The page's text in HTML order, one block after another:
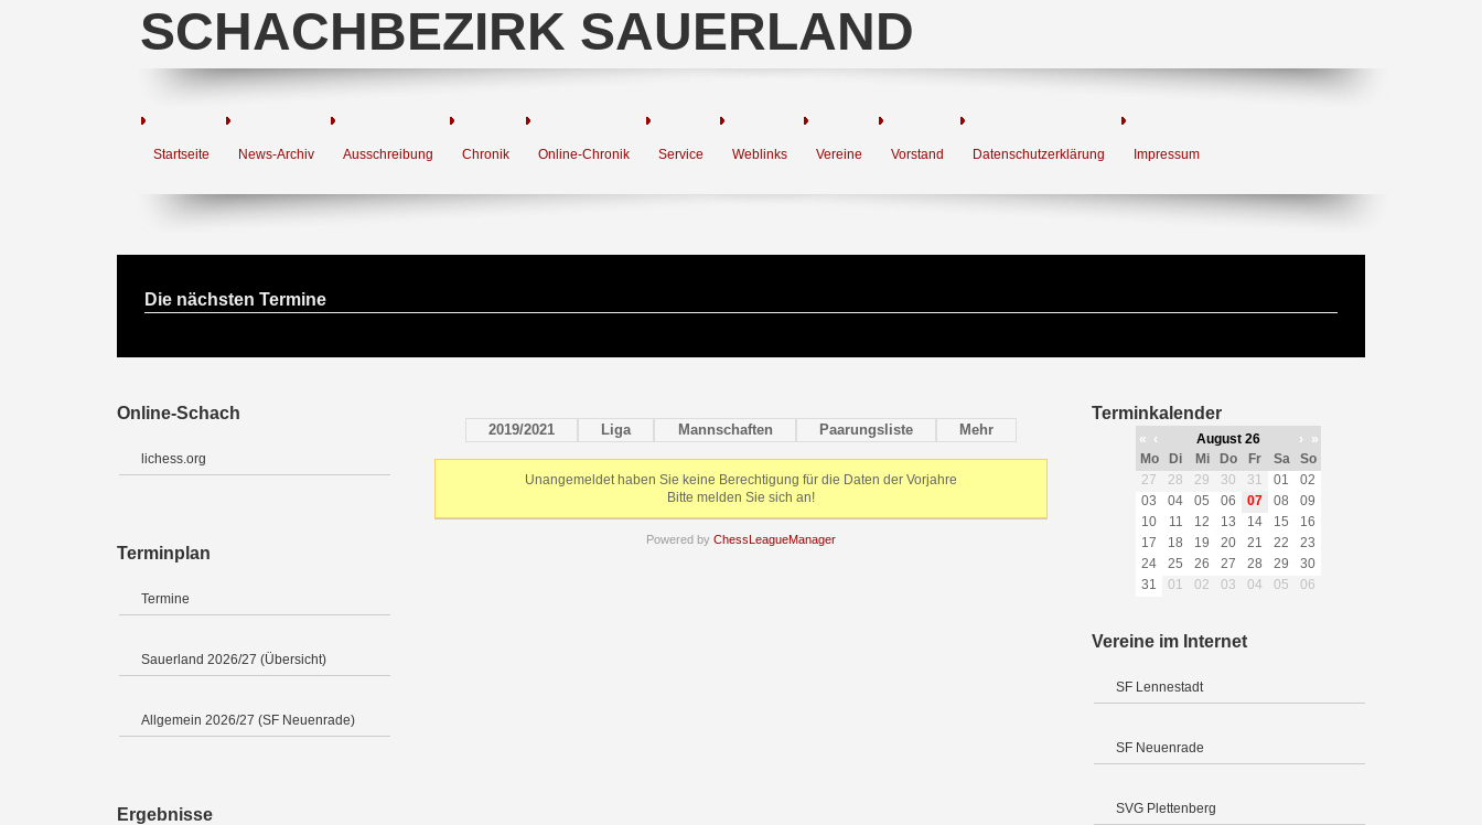
SCHACHBEZIRK SAUERLAND
Startseite News-Archiv Ausschreibung Chronik Online-Chronik Service Weblinks Vereine Vorstand Datenschutzerklärung Impressum
Die nächsten Termine
Online-Schach
lichess.org
Terminplan
Termine
Sauerland 2026/27 (Übersicht)
Allgemein 2026/27 (SF Neuenrade)
Ergebnisse
2019/2021 Liga Mannschaften Paarungsliste Mehr
Unangemeldet haben Sie keine Berechtigung für die Daten der Vorjahre
Bitte melden Sie sich an!
Powered by ChessLeagueManager
Terminkalender
« ‹ August 26 ›
»
Mo
Di Mi Do Fr Sa
So
27
28 29 30 31 01
02
03
04 05 06 07 08
09
10
11 12 13 14 15
16
17
18 19 20 21 22
23
24
25 26 27 28 29
30
31
01 02 03 04 05 06
Vereine im Internet
SF Lennestadt
SF Neuenrade
SVG Plettenberg